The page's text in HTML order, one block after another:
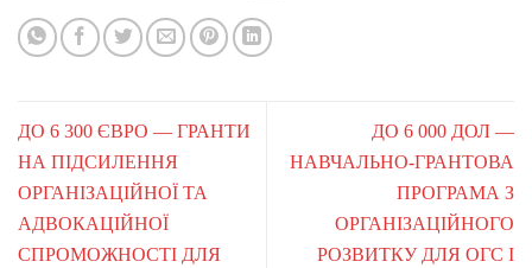
ДО 6 300 ЄВРО — ГРАНТИ
НА ПІДСИЛЕННЯ
ОРГАНІЗАЦІЙНОЇ ТА
АДВОКАЦІЙНОЇ
СПРОМОЖНОСТІ ДЛЯ
ДО 6 000 ДОЛ —
НАВЧАЛЬНО-ГРАНТОВА
ПРОГРАМА З
ОРГАНІЗАЦІЙНОГО
РОЗВИТКУ ДЛЯ ОГС І